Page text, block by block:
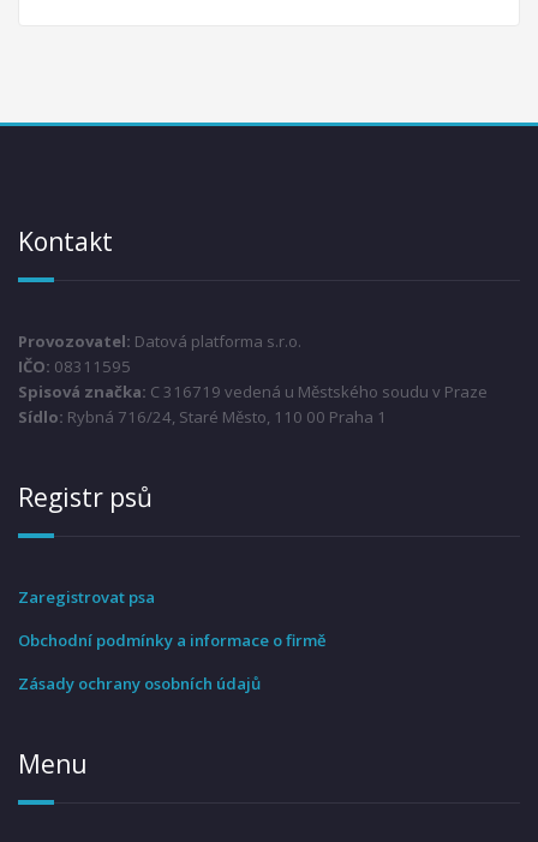
Kontakt
Provozovatel: Datová platforma s.r.o.
IČO: 08311595
Spisová značka: C 316719 vedená u Městského soudu v Praze
Sídlo: Rybná 716/24, Staré Město, 110 00 Praha 1
Registr psů
Zaregistrovat psa
Obchodní podmínky a informace o firmě
Zásady ochrany osobních údajů
Menu